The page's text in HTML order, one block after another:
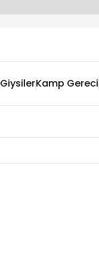
GiysilerKamp Gereci